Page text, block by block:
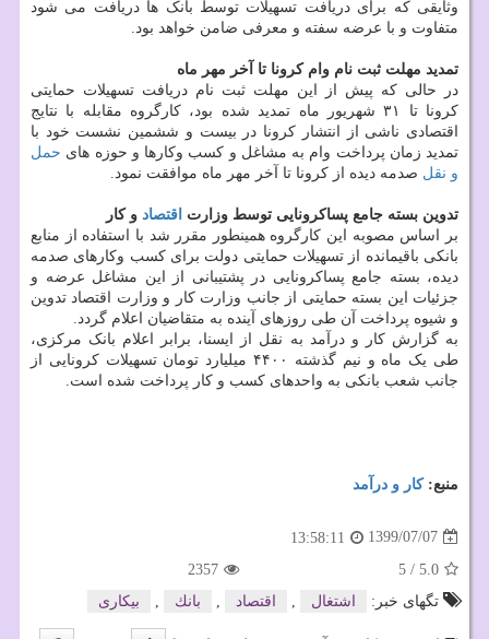
وثایقی که برای دریافت تسهیلات توسط بانک ها دریافت می شود
متفاوت و با عرضه سفته و معرفی ضامن خواهد بود.
تمدید مهلت ثبت نام وام کرونا تا آخر مهر ماه
در حالی که پیش از این مهلت ثبت نام دریافت تسهیلات حمایتی
کرونا تا ۳۱ شهریور ماه تمدید شده بود، کارگروه مقابله با نتایج
اقتصادی ناشی از انتشار کرونا در بیست و ششمین نشست خود با
تمدید زمان پرداخت وام به مشاغل و کسب وکارها و حوزه های حمل
و نقل صدمه دیده از کرونا تا آخر مهر ماه موافقت نمود.
تدوین بسته جامع پساکرونایی توسط وزارت اقتصاد و کار
بر اساس مصوبه این کارگروه همینطور مقرر شد با استفاده از منابع
بانکی باقیمانده از تسهیلات حمایتی دولت برای کسب وکارهای صدمه
دیده، بسته جامع پساکرونایی در پشتیبانی از این مشاغل عرضه و
جزئیات این بسته حمایتی از جانب وزارت کار و وزارت اقتصاد تدوین
و شیوه پرداخت آن طی روزهای آینده به متقاضیان اعلام گردد.
به گزارش کار و درآمد به نقل از ایسنا، برابر اعلام بانک مرکزی،
طی یک ماه و نیم گذشته ۴۴۰۰ میلیارد تومان تسهیلات کرونایی از
جانب شعب بانکی به واحدهای کسب و کار پرداخت شده است.
منبع:كار و درآمد
1399/07/07
13:58:11
5.0
/
5
2357
تگهای خبر:
اشتغال , اقتصاد , بانك , بیكاری